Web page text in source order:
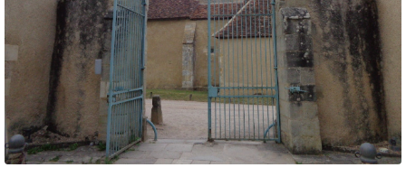
ベ
ヒ
シ
ュ
タ
ン
レ
る
こ
音
色
ュ
ン
の
ン
ト
リ
ー
ら
ら
せ
(入
音
い！
と
サ
会
員